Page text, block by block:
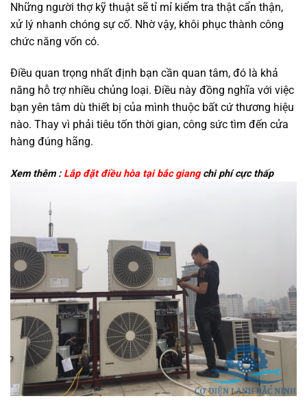
Những người thợ kỹ thuật sẽ tỉ mỉ kiểm tra thật cẩn thận,
xử lý nhanh chóng sự cố. Nhờ vậy, khôi phục thành công
chức năng vốn có.
Điều quan trọng nhất định bạn cần quan tâm, đó là khả
năng hỗ trợ nhiều chủng loại. Điều này đồng nghĩa với việc
bạn yên tâm dù thiết bị của mình thuộc bất cứ thương hiệu
nào. Thay vì phải tiêu tốn thời gian, công sức tìm đến cửa
hàng đúng hãng.
Xem thêm : Lắp đặt điều hòa tại bắc giangchi phí cực thấp